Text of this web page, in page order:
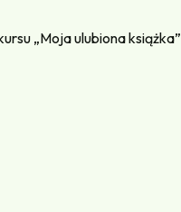
„Moja ulubiona książka”